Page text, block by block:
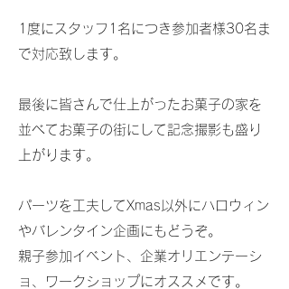
1度にスタッフ1名につき参加者様30名ま
で対応致します。
最後に皆さんで仕上がったお菓子の家を
並べてお菓子の街にして記念撮影も盛り
上がります。
​パーツを工夫してXmas以外にハロウィン
やバレンタイン企画にもどうぞ。
親子参加イベント、企業オリエンテーシ
ョ、ワークショップにオススメです。